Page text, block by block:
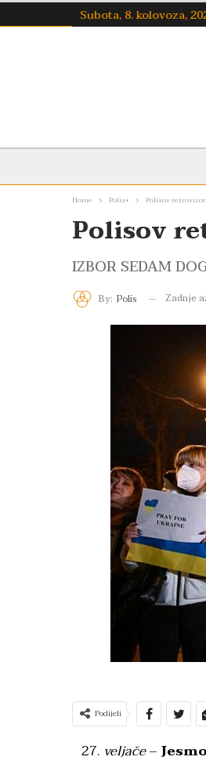
Subota, 8. kolovoza,
Home Polis+ Polisov
Polisov
IZBOR SEDAM
By: Polis Zadnje
Podijeli
veljače–